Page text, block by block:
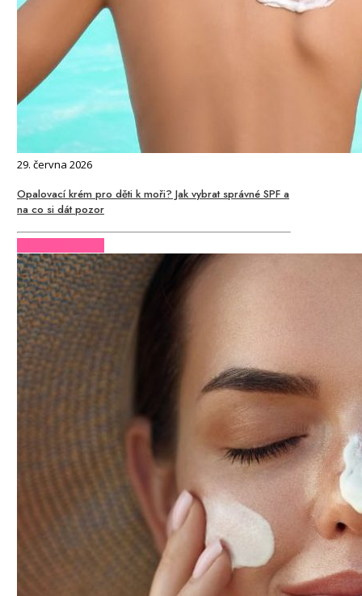
29. června 2026
Opalovací krém pro děti k moři? Jak vybrat správné SPF a
na co si dát pozor